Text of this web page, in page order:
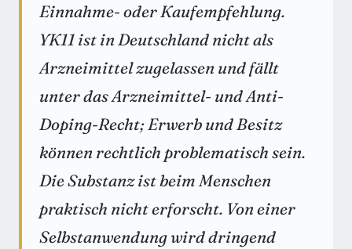
Einnahme- oder Kaufempfehlung.
YK11 ist in Deutschland nicht als
Arzneimittel zugelassen und fällt
unter das Arzneimittel- und Anti-
Doping-Recht; Erwerb und Besitz
können rechtlich problematisch sein.
Die Substanz ist beim Menschen
praktisch nicht erforscht. Von einer
Selbstanwendung wird dringend